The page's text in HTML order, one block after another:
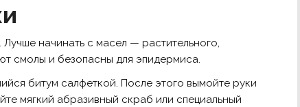
начинать с масел — растительного,
смолы и безопасны для эпидермиса.
битум салфеткой. После этого вымойте руки
мягкий абразивный скраб или специальный